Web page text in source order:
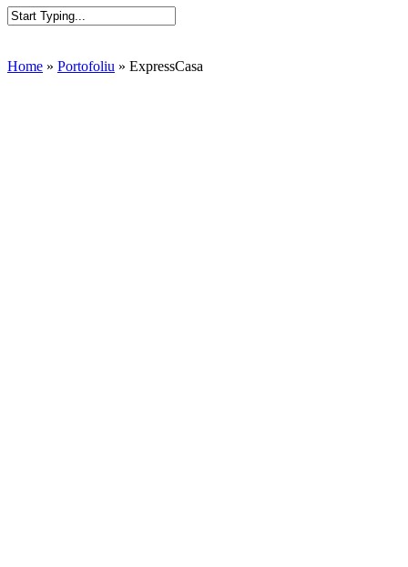
Home » Portofoliu » ExpressCasa